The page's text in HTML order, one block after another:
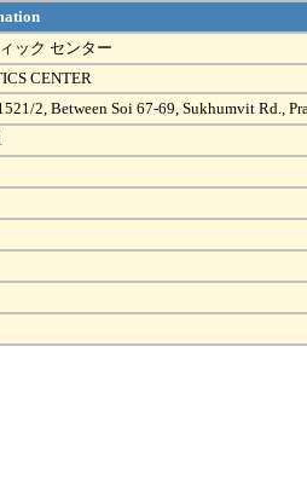
ック センター
CENTER
2, Between Soi 67-69, Sukhumvit Rd.,